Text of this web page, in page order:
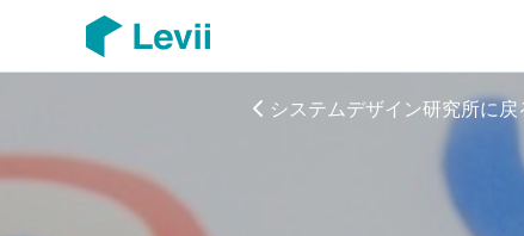
システムデザイン研究所に戻